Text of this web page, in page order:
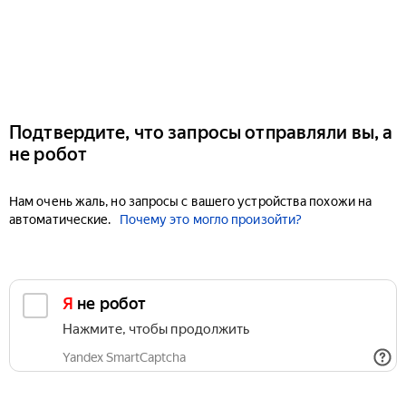
Подтвердите, что запросы отправляли вы, а
не робот
Нам очень жаль, но запросы с вашего устройства похожи на
автоматические.
Почему это могло произойти?
Я не робот
Нажмите, чтобы продолжить
Yandex SmartCaptcha